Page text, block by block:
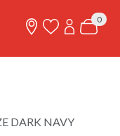
0
DARK NAVY